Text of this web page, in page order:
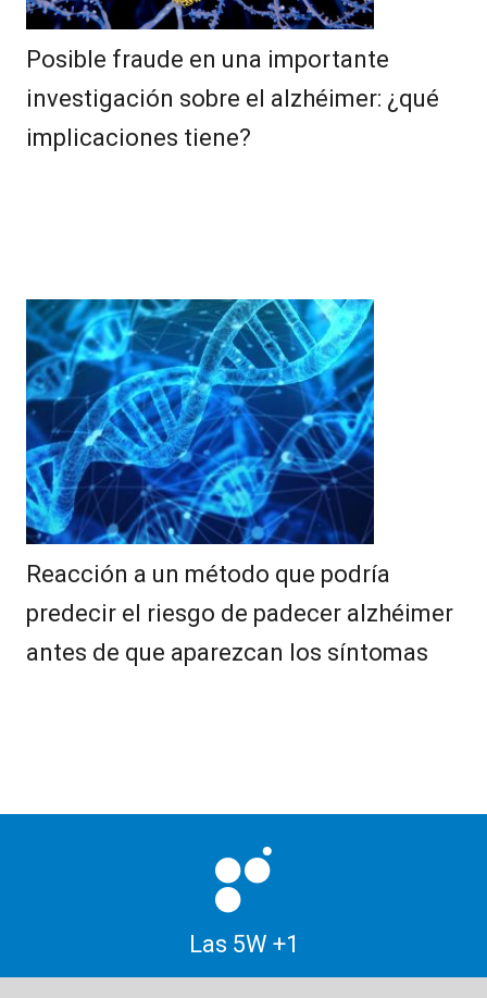
Posible fraude en una importante
investigación sobre el alzhéimer: ¿qué
implicaciones tiene?
Reacción a un método que podría
predecir el riesgo de padecer alzhéimer
antes de que aparezcan los síntomas
Las 5W +1